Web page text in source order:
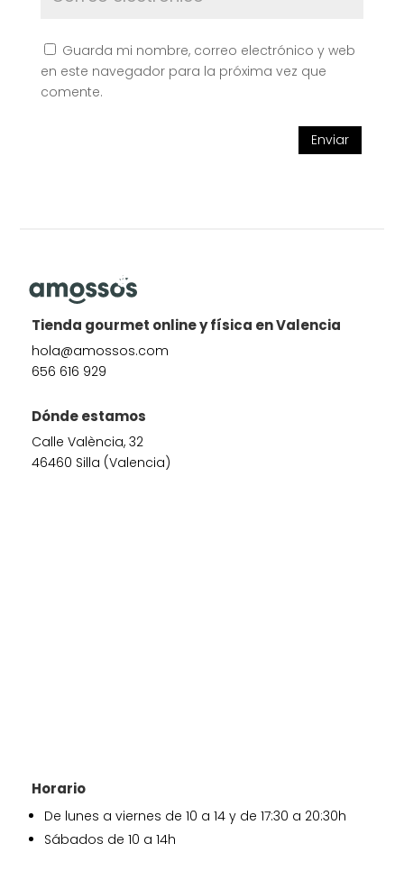
Guarda mi nombre, correo electrónico y web
en este navegador para la próxima vez que
comente.
Enviar
Tienda gourmet online y física en Valencia
hola@amossos.com
656 616 929
Dónde estamos
Calle València, 32
46460 Silla (Valencia)
Horario
De lunes a viernes de 10 a 14 y de 17:30 a 20:30h
Sábados de 10 a 14h